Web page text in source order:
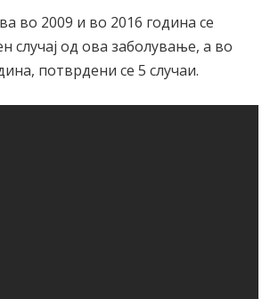
во 2009 и во 2016 година се
случај од ова заболување, а во
потврдени се 5 случаи.